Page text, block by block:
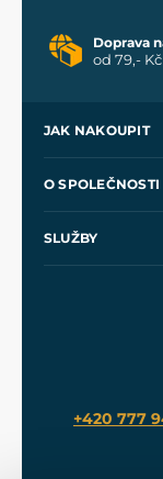
Doprava
od 79,- Kč
JAK NAKOUPIT
Velkoobchod
O SPOLEČNOSTI
SLUŽBY
Meče pro
+420 777